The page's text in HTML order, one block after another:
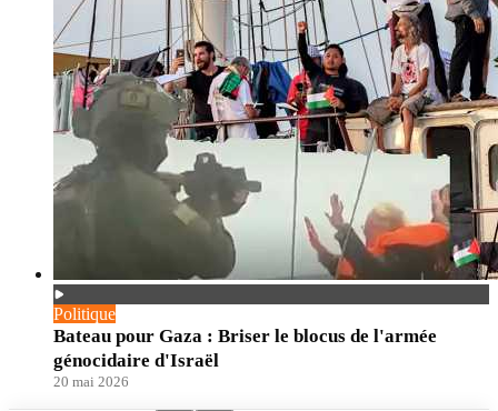
Politique
Bateau pour Gaza : Briser le blocus de l'armée
génocidaire d'Israël
20 mai 2026